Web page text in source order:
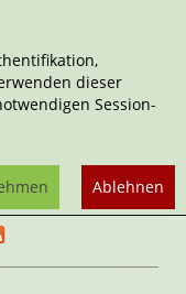
dieser
Session-
Ablehnen